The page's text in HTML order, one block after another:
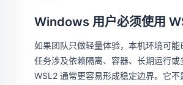
Windows 用户必须使用
如果团队只做轻量体验，本机环境可能
任务涉及依赖隔离、容器、长期运行或
WSL2 通常更容易形成稳定边界。它不